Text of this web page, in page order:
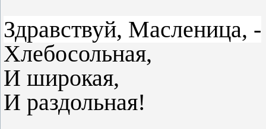
Здравствуй, Масленица, -
Хлебосольная,
И широкая,
И раздольная!